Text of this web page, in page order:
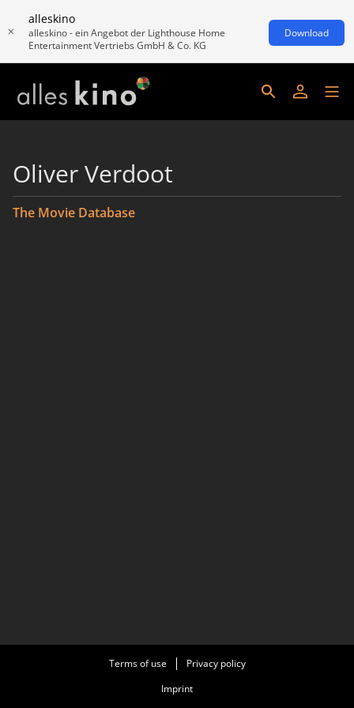
alleskino
alleskino - ein Angebot der Lighthouse Home
Entertainment Vertriebs GmbH & Co. KG
Download
Oliver Verdoot
The Movie Database
Terms of use
Privacy policy
Imprint